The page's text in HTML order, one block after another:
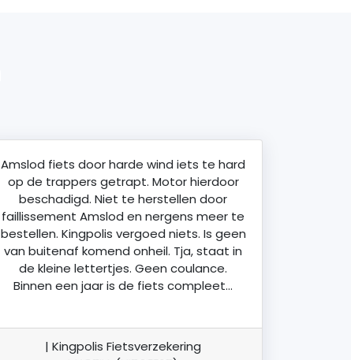
Amslod fiets door harde wind iets te hard
op de trappers getrapt. Motor hierdoor
beschadigd. Niet te herstellen door
faillissement Amslod en nergens meer te
bestellen. Kingpolis vergoed niets. Is geen
van buitenaf komend onheil. Tja, staat in
de kleine lettertjes. Geen coulance.
Binnen een jaar is de fiets compleet…
| Kingpolis Fietsverzekering